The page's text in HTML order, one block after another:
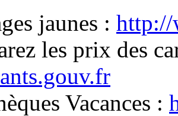
jaunes : http://
les prix des
Vacances :